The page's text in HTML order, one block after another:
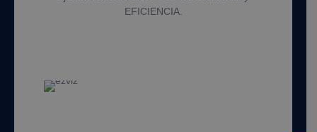
EFICIENCIA.